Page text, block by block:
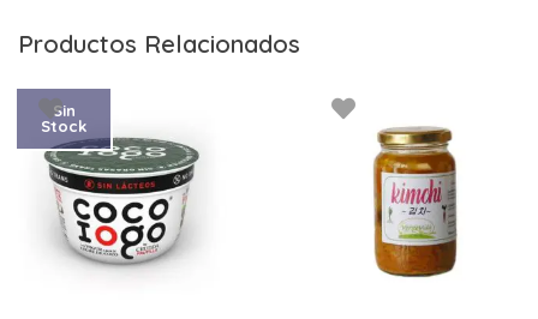
Productos Relacionados
Sin
Stock